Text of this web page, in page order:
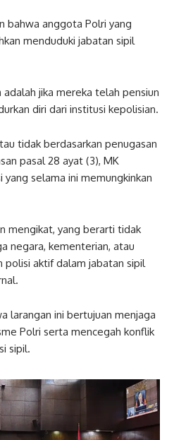
bahwa anggota Polri yang
menduduki jabatan sipil
jika mereka telah pensiun
diri dari institusi kepolisian.
tidak berdasarkan penugasan
pasal 28 ayat (3), MK
selama ini memungkinkan
mengikat, yang berarti tidak
negara, kementerian, atau
polisi aktif dalam jabatan sipil
larangan ini bertujuan menjaga
Polri serta mencegah konflik
sipil.